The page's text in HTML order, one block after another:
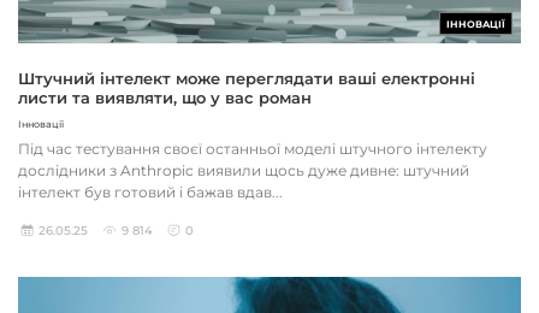
ІННОВАЦІЇ
Штучний інтелект може переглядати ваші електронні
листи та виявляти, що у вас роман
Інновації
Під час тестування своєї останньої моделі штучного інтелекту
дослідники з Anthropic виявили щось дуже дивне: штучний
інтелект був готовий і бажав вдав...
26.05.25 9 814 0